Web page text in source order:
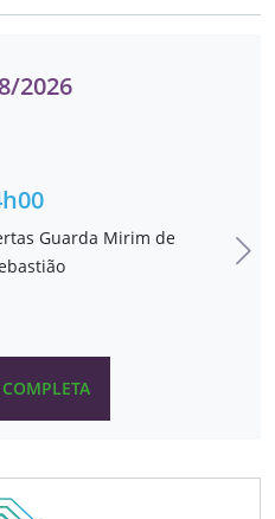
2026
Guarda Mirim de
COMPLETA